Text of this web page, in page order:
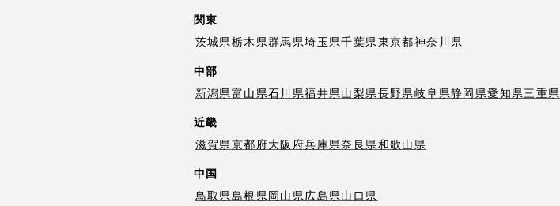
関東
茨城県栃木県群馬県埼玉県千葉県東京都神奈川県
中部
新潟県富山県石川県福井県山梨県長野県岐阜県静岡県愛知県三重県
近畿
滋賀県京都府大阪府兵庫県奈良県和歌山県
中国
鳥取県島根県岡山県広島県山口県